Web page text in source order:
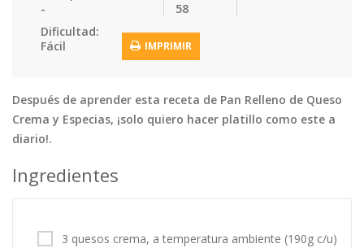
Tortas Vegetales
Vegetarian…
Tips y Trucos
Contáctanos
Entrar / Registrarse
-
58
Dificultad:
Fácil
IMPRIMIR
Después de aprender esta receta de Pan Relleno de Queso
Crema y Especias, ¡solo quiero hacer platillo como este a
diario!.
Ingredientes
3 quesos crema, a temperatura ambiente (190g c/u)